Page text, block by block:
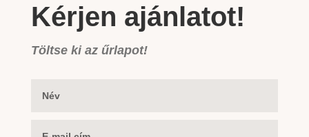
Kérjen ajánlatot!
Töltse ki az űrlapot!